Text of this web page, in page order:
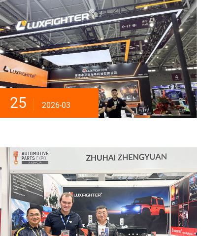
25 2026-03